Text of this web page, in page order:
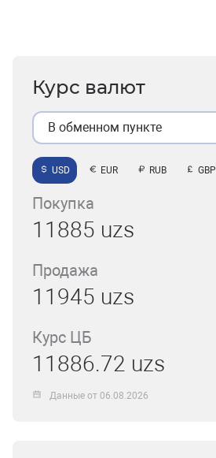
Курс валют
В обменном пункте
USD EUR RUB GBP
Покупка
11885 uzs
Продажа
11945 uzs
Курс ЦБ
11886.72 uzs
Данные от 06.08.2026